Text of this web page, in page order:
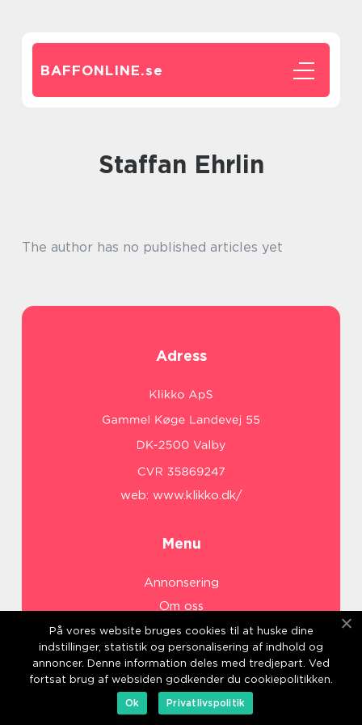
BAFFONLINE.se
Staffan Ehrlin
The author has no published articles yet
Adress
web: www.klikko.dk/
Menu
Annonsering
Om oss
Cookies
Kontakta oss
Sitemap
På vores website bruges cookies til at huske dine
indstillinger, statistik og personalisering af indhold og
annoncer. Denne information deles med tredjepart. Ved
fortsat brug af websiden godkender du cookiepolitikken.
Ok
Privatlivspolitik